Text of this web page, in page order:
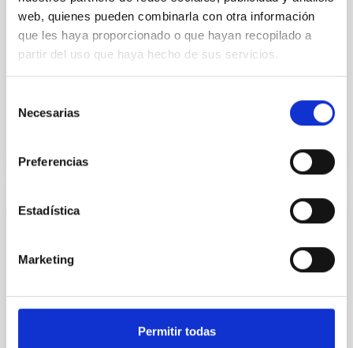
web, quienes pueden combinarla con otra información
que les haya proporcionado o que hayan recopilado a
partir del uso que haya hecho de sus servicios.
Necesarias
Preferencias
Estadística
Marketing
Permitir todas
NLTE analysis of massive OB stars in open
clusters
The paper presents a new method for deriving stellar
Observations of massive OB stars
analysis of ten young stars in OB associations using
high resolution spectra and NLTE calculations. From